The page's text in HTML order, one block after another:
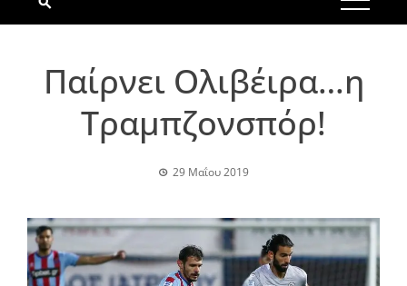
Παίρνει Ολιβέιρα…η
Τραμπζονσπόρ!
29 Μαΐου 2019